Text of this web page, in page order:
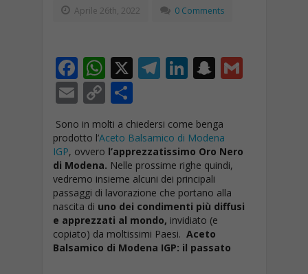
Aprile 26th, 2022 0 Comments
F
ac
e
b
o
o
k
W
h
at
s
A
p
p
X T
gr
a
m
Li
e
dI
n
S
p
c
h
at
G
E
m
ai
l
C
o
p
y
Li
n
k
C
o
n
di
vi
di
Sono in molti a chiedersi come benga
prodotto l’Aceto Balsamico di Modena
IGP, ovvero l’apprezzatissimo Oro Nero
di Modena. Nelle prossime righe quindi,
vedremo insieme alcuni dei principali
passaggi di lavorazione che portano alla
nascita di uno dei condimenti più diffusi
e apprezzati al mondo, invidiato (e
copiato) da moltissimi Paesi. Aceto
Balsamico di Modena IGP: il passato